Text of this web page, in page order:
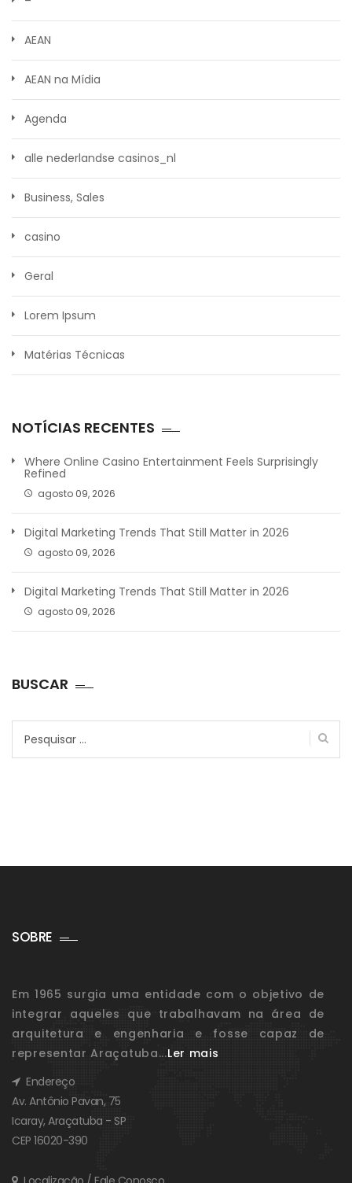
AEAN
AEAN na Mídia
Agenda
alle nederlandse casinos_nl
Business, Sales
casino
Geral
Lorem Ipsum
Matérias Técnicas
NOTÍCIAS RECENTES
Where Online Casino Entertainment Feels Surprisingly
Refined
agosto 09, 2026
Digital Marketing Trends That Still Matter in 2026
agosto 09, 2026
Digital Marketing Trends That Still Matter in 2026
agosto 09, 2026
BUSCAR
SOBRE
Em 1965 surgia uma entidade com o objetivo de
integrar aqueles que trabalhavam na área de
arquitetura e engenharia e fosse capaz de
representar Araçatuba...Ler mais
Endereço
Av. Antônio Pavan, 75
Icaray, Araçatuba - SP
CEP 16020-390